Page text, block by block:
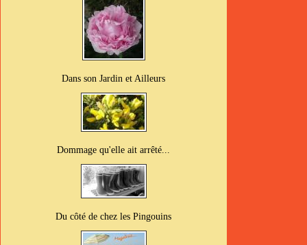
Dans son Jardin et Ailleurs
Dommage qu'elle ait arrêté...
Du côté de chez les Pingouins